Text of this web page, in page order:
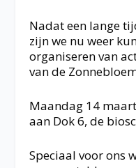
Nadat een lange
zijn we nu weer
organiseren van
van de
Maandag 14
aan Dok 6, de
Speciaal voor ons